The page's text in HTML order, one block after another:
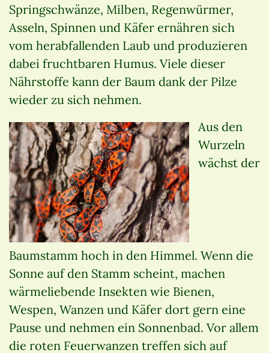
Springschwänze, Milben, Regenwürmer,
Asseln, Spinnen und Käfer ernähren sich
vom herabfallenden Laub und produzieren
dabei fruchtbaren Humus. Viele dieser
Nährstoffe kann der Baum dank der Pilze
wieder zu sich nehmen.
Aus den
Wurzeln
wächst der
Baumstamm hoch in den Himmel. Wenn die
Sonne auf den Stamm scheint, machen
wärmeliebende Insekten wie Bienen,
Wespen, Wanzen und Käfer dort gern eine
Pause und nehmen ein Sonnenbad. Vor allem
die roten Feuerwanzen treffen sich auf